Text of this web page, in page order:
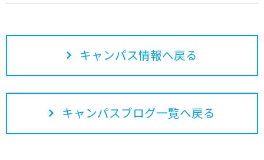
キャンパス情報へ戻る
キャンパスブログ一覧へ戻る